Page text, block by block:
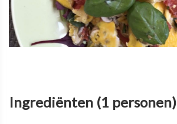
Ingrediënten (1 personen)